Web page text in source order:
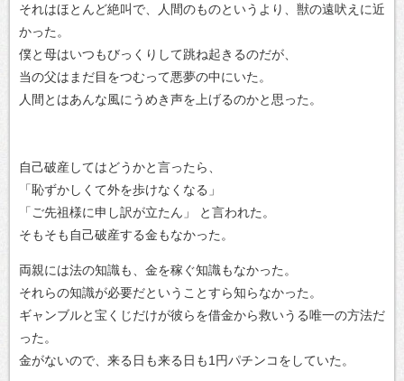
それはほとんど絶叫で、人間のものというより、獣の遠吠えに近
かった。
僕と母はいつもびっくりして跳ね起きるのだが、
当の父はまだ目をつむって悪夢の中にいた。
人間とはあんな風にうめき声を上げるのかと思った。
自己破産してはどうかと言ったら、
「恥ずかしくて外を歩けなくなる」
「ご先祖様に申し訳が立たん」 と言われた。
そもそも自己破産する金もなかった。
両親には法の知識も、金を稼ぐ知識もなかった。
それらの知識が必要だということすら知らなかった。
ギャンブルと宝くじだけが彼らを借金から救いうる唯一の方法だ
った。
金がないので、来る日も来る日も1円パチンコをしていた。